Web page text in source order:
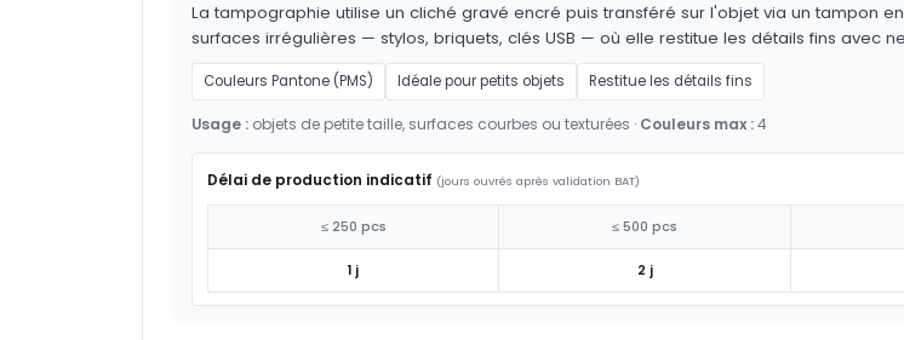
La tampographie utilise un cliché gravé encré puis transféré sur l'objet via un tampon
surfaces irrégulières — stylos, briquets, clés USB — où elle restitue les détails fins avec
Couleurs Pantone (PMS) Idéale pour petits objets Restitue les détails fins
Usage : objets de petite taille, surfaces courbes ou texturées · Couleurs max :4
Délai de production indicatif (jours ouvrés après validation BAT)
≤ 250 pcs ≤ 500 pcs
1 j 2 j